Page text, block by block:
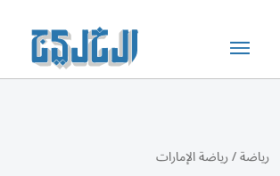
رياضة/رياضة الإمارات